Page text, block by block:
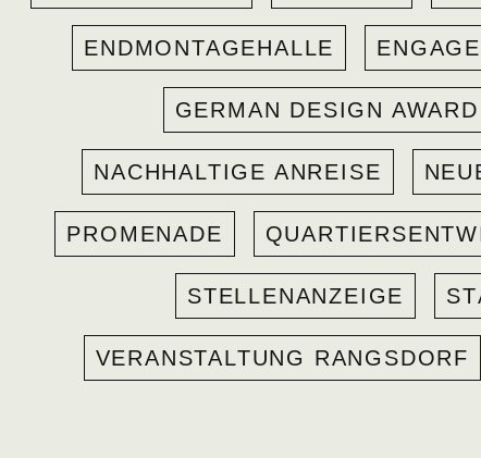
ENDMONTAGEHALLE
GERMAN DESIGN AWARD
NACHHALTIGE ANREISE
PROMENADE
STELLENANZEIGE
VERANSTALTUNG RANGSDORF